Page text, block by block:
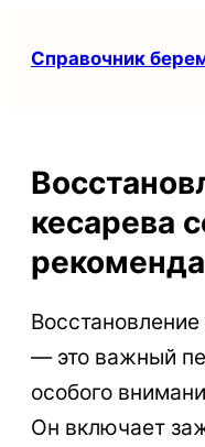
Справочник
кесарева
— это важный
особого
Он включает